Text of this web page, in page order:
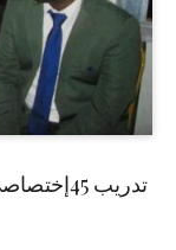
تدريب